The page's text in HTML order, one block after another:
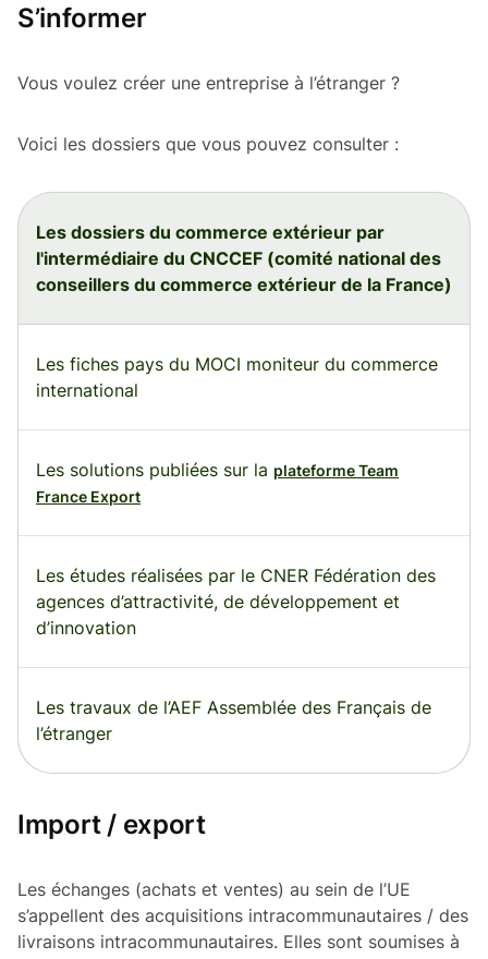
S’informer
Vous voulez créer une entreprise à l’étranger ?
Voici les dossiers que vous pouvez consulter :
Les dossiers du commerce extérieur par
l'intermédiaire du CNCCEF (comité national des
conseillers du commerce extérieur de la France)
Les fiches pays du MOCI moniteur du commerce
international
Les solutions publiées sur la plateforme Team
France Export
Les études réalisées par le CNER Fédération des
agences d’attractivité, de développement et
d’innovation
Les travaux de l’AEF Assemblée des Français de
l’étranger
Import / export
Les échanges (achats et ventes) au sein de l’UE
s’appellent des acquisitions intracommunautaires / des
livraisons intracommunautaires. Elles sont soumises à